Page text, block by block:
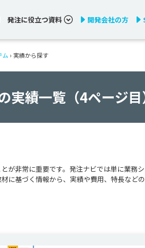
発注に役立つ資料 開発会社の方
ム › 実績から探す
実績一覧（4ページ
が非常に重要です。発注ナビでは単に業務
に基づく情報から、実績や費用、特長など